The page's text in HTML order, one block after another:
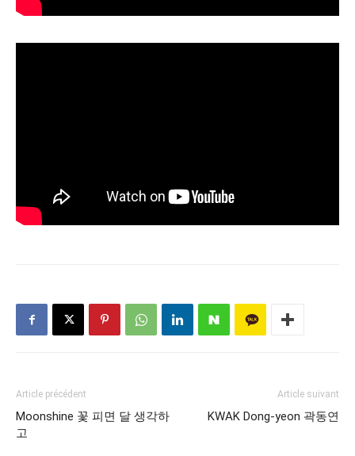
Article précédent
Moonshine 꽃 피면 달 생각하
고
Article suivant
KWAK Dong-yeon 곽동연